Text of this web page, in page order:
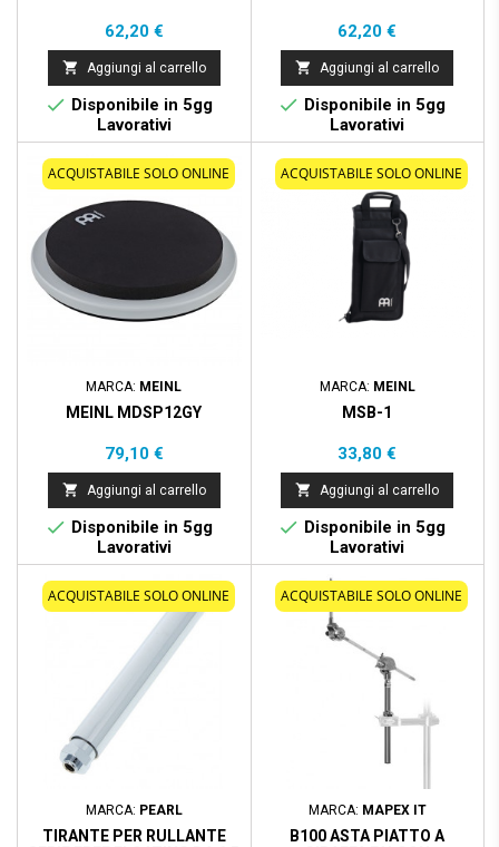
Prezzo
62,20 €
 Aggiungi al carrello
 Disponibile in 5gg
Lavorativi
Prezzo
62,20 €
 Aggiungi al carrello
 Disponibile in 5gg
Lavorativi
ACQUISTABILE SOLO ONLINE
MARCA: MEINL
MEINL MDSP12GY
Prezzo
79,10 €
 Aggiungi al carrello
 Disponibile in 5gg
Lavorativi
ACQUISTABILE SOLO ONLINE
MARCA: MEINL
MSB-1
Prezzo
33,80 €
 Aggiungi al carrello
 Disponibile in 5gg
Lavorativi
ACQUISTABILE SOLO ONLINE
MARCA: PEARL
TIRANTE PER RULLANTE
ACQUISTABILE SOLO ONLINE
MARCA: MAPEX IT
B100 ASTA PIATTO A